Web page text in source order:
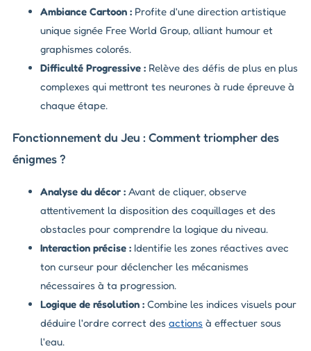
Ambiance Cartoon : Profite d'une direction artistique
unique signée Free World Group, alliant humour et
graphismes colorés.
Difficulté Progressive : Relève des défis de plus en plus
complexes qui mettront tes neurones à rude épreuve à
chaque étape.
Fonctionnement du Jeu : Comment triompher des
énigmes ?
Analyse du décor : Avant de cliquer, observe
attentivement la disposition des coquillages et des
obstacles pour comprendre la logique du niveau.
Interaction précise : Identifie les zones réactives avec
ton curseur pour déclencher les mécanismes
nécessaires à ta progression.
Logique de résolution : Combine les indices visuels pour
déduire l'ordre correct des actions à effectuer sous
l'eau.